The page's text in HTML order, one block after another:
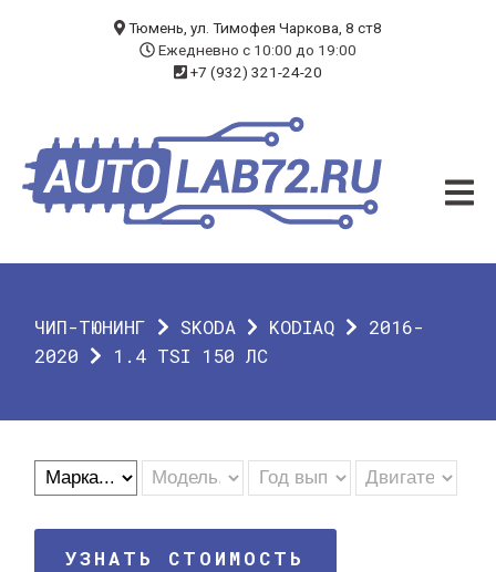
ЧИП-ТЮНИНГ
ДИАГНОСТИКА
О КОМПАНИИ
ГАРАНТИЯ
Тюмень, ул. Тимофея Чаркова, 8 ст8
Ежедневно с 10:00 до 19:00
+7 (932) 321-24-20
ЧИП-ТЮНИНГ SKODA KODIAQ
2016-
2020
1.4 TSI 150 ЛС
УЗНАТЬ СТОИМОСТЬ